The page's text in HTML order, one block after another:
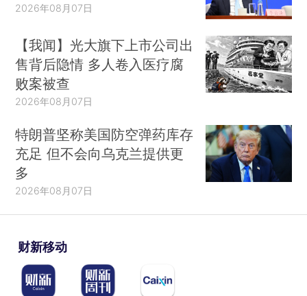
2026年08月07日
【我闻】光大旗下上市公司出
售背后隐情 多人卷入医疗腐
败案被查
2026年08月07日
特朗普坚称美国防空弹药库存
充足 但不会向乌克兰提供更
多
2026年08月07日
财新移动